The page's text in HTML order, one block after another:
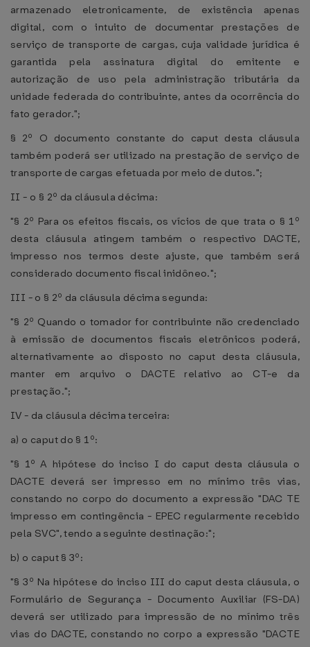
armazenado eletronicamente, de existência apenas
digital, com o intuito de documentar prestações de
serviço de transporte de cargas, cuja validade jurídica é
garantida pela assinatura digital do emitente e
autorização de uso pela administração tributária da
unidade federada do contribuinte, antes da ocorrência do
fato gerador.";
§ 2º O documento constante do caput desta cláusula
também poderá ser utilizado na prestação de serviço de
transporte de cargas efetuada por meio de dutos.";
II - o § 2º da cláusula décima:
"§ 2º Para os efeitos fiscais, os vícios de que trata o § 1º
desta cláusula atingem também o respectivo DACTE,
impresso nos termos deste ajuste, que também será
considerado documento fiscal inidôneo.";
III - o § 2º da cláusula décima segunda:
"§ 2º Quando o tomador for contribuinte não credenciado
à emissão de documentos fiscais eletrônicos poderá,
alternativamente ao disposto no caput desta cláusula,
manter em arquivo o DACTE relativo ao CT-e da
prestação.";
IV - da cláusula décima terceira:
a) o caput do § 1º:
"§ 1º A hipótese do inciso I do caput desta cláusula o
DACTE deverá ser impresso em no mínimo três vias,
constando no corpo do documento a expressão "DAC TE
impresso em contingência - EPEC regularmente recebido
pela SVC", tendo a seguinte destinação:";
b) o caput § 3º:
"§ 3º Na hipótese do inciso III do caput desta cláusula, o
Formulário de Segurança - Documento Auxiliar (FS-DA)
deverá ser utilizado para impressão de no mínimo três
vias do DACTE, constando no corpo a expressão "DACTE